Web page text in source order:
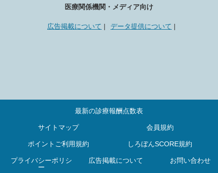
医療関係機関・メディア向け
広告掲載について データ提供について
最新の診療報酬点数表
サイトマップ 会員規約
ポイントご利用規約 しろぼんSCORE規約
プライバシーポリシ
ー
広告掲載について お問い合わせ